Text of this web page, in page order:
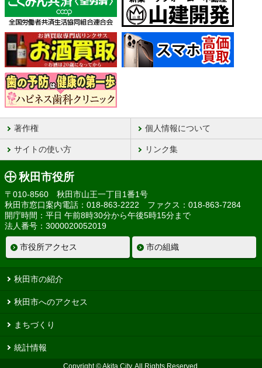
著作権 個人情報について
サイトの使い方 リンク集
秋田市役所
〒010-8560 秋田市山王一丁目1番1号
秋田市窓口案内電話：018-863-2222 ファクス：018-863-7284
開庁時間：平日 午前8時30分から午後5時15分まで
法人番号：3000020052019
市役所アクセス 市の組織
秋田市の紹介
秋田市へのアクセス
まちづくり
統計情報
Copyright © Akita City, All Rights Reserved.